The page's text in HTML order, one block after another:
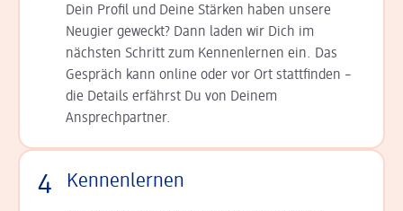
Dein Profil und Deine Stär­ken haben unsere
Neugier geweckt? Dann laden wir Dich im
nächsten Schritt zum Kennen­lernen ein. Das
Gespräch kann online oder vor Ort statt­finden –
die Details er­fährst Du von Deinem
Ansprechpartner.
4 Kennenlernen